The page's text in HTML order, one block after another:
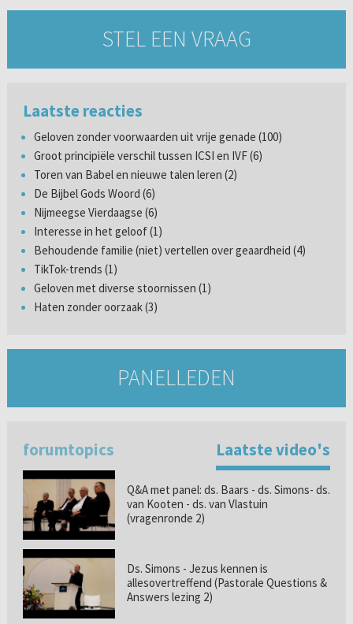
STEL EEN VRAAG
Laatste reacties
Geloven zonder voorwaarden uit vrije genade (100)
Groot principiële verschil tussen ICSI en IVF (6)
Toren van Babel en nieuwe talen leren (2)
De Bijbel Gods Woord (6)
Nijmeegse Vierdaagse (6)
Interesse in het geloof (1)
Behoudende familie (niet) vertellen over geaardheid (4)
TikTok-trends (1)
Geloven met diverse stoornissen (1)
Haten zonder oorzaak (3)
PANELLEDEN
forumtopics Laatste video's
Q&A met panel: ds. Baars - ds. Simons- ds.
van Kooten - ds. van Vlastuin
(vragenronde 2)
Ds. Simons - Jezus kennen is
allesovertreffend (Pastorale Questions &
Answers lezing 2)